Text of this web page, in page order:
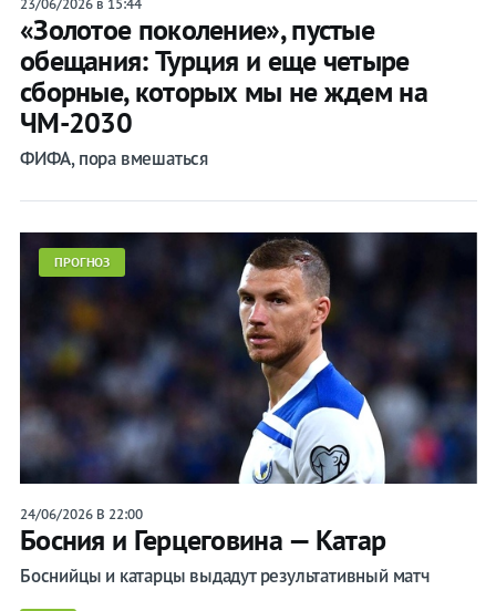
23/06/2026 в 15:44
«Золотое поколение», пустые
обещания: Турция и еще четыре
сборные, которых мы не ждем на
ЧМ-2030
ФИФА, пора вмешаться
ПРОГНОЗ
24/06/2026 В 22:00
Босния и Герцеговина — Катар
Боснийцы и катарцы выдадут результативный матч